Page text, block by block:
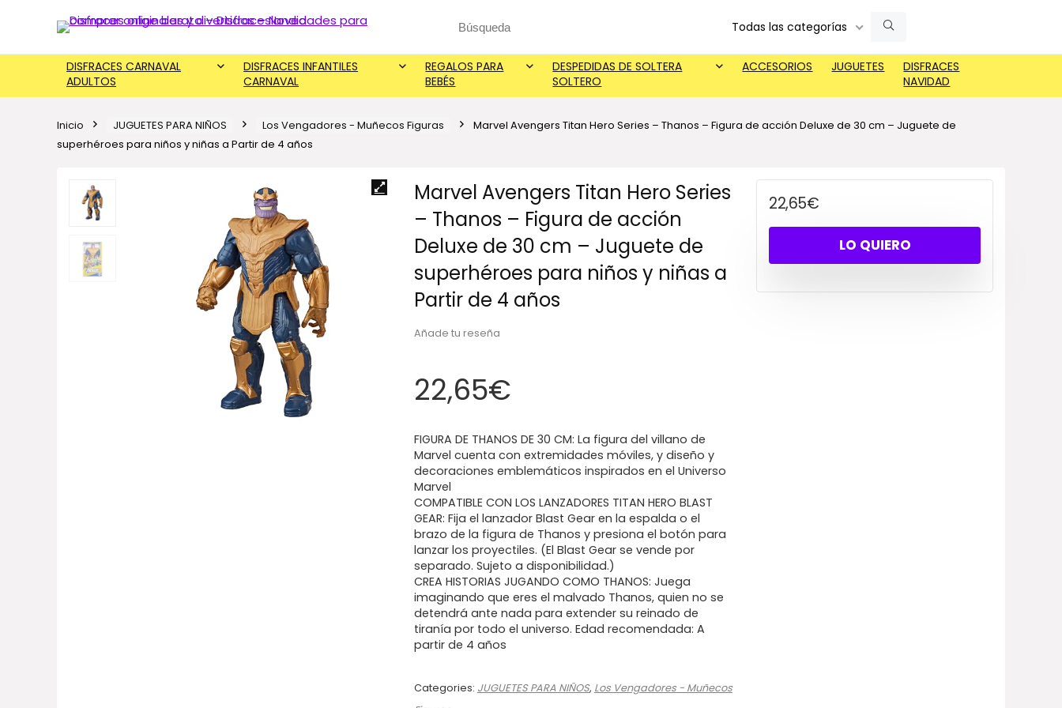
Search
Todas las categorías
DISFRACES CARNAVAL
ADULTOS
DISFRACES INFANTILES
CARNAVAL
REGALOS PARA
BEBÉS
DESPEDIDAS DE SOLTERA
SOLTERO
ACCESORIOS JUGUETES
DISFRACES
NAVIDAD
Inicio JUGUETES PARA NIÑOS Los Vengadores - Muñecos Figuras
Marvel Avengers Titan Hero Series – Thanos – Figura de acción Deluxe de 30 cm – Juguete de
superhéroes para niños y niñas a Partir de 4 años
Marvel Avengers Titan Hero Series
– Thanos – Figura de acción
Deluxe de 30 cm – Juguete de
superhéroes para niños y niñas a
Partir de 4 años
Añade tu reseña
22,65€
FIGURA DE THANOS DE 30 CM: La figura del villano de
Marvel cuenta con extremidades móviles, y diseño y
decoraciones emblemáticos inspirados en el Universo
Marvel
COMPATIBLE CON LOS LANZADORES TITAN HERO BLAST
GEAR: Fija el lanzador Blast Gear en la espalda o el
brazo de la figura de Thanos y presiona el botón para
lanzar los proyectiles. (El Blast Gear se vende por
separado. Sujeto a disponibilidad.)
CREA HISTORIAS JUGANDO COMO THANOS: Juega
imaginando que eres el malvado Thanos, quien no se
detendrá ante nada para extender su reinado de
tiranía por todo el universo. Edad recomendada: A
partir de 4 años
Categories: JUGUETES PARA NIÑOS, Los Vengadores - Muñecos
22,65€
LO QUIERO